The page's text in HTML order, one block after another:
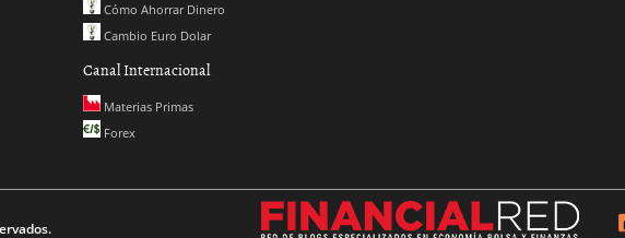
Cómo Ahorrar Dinero
Cambio Euro Dolar
Canal Internacional
Materias Primas
Forex